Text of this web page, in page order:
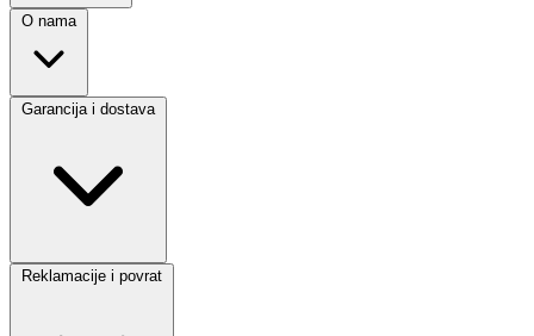
O nama
Garancija i dostava
Reklamacije i povrat